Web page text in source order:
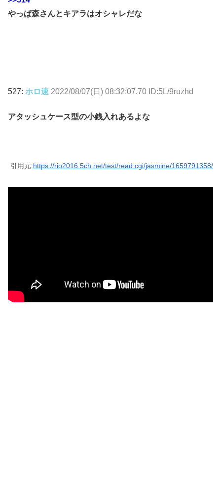
やっぱ森さんとキアラはオシャレだな
527: ホロ速 2022/08/07(日) 08:32:07.70 ID:5L/9ruzhd
アタッシュケース型の小銭入れあるよな
引用元:https://rio2016.5ch.net/test/read.cgi/jasmine/1659791358/